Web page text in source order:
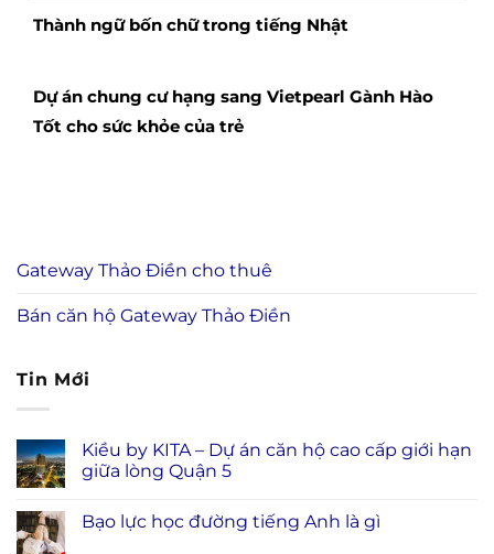
Thành ngữ bốn chữ trong tiếng Nhật
Dự án chung cư hạng sang Vietpearl Gành Hào
Tốt cho sức khỏe của trẻ
Gateway Thảo Điền cho thuê
Bán căn hộ Gateway Thảo Điền
Tin Mới
Kiều by KITA – Dự án căn hộ cao cấp giới hạn
giữa lòng Quận 5
Bạo lực học đường tiếng Anh là gì